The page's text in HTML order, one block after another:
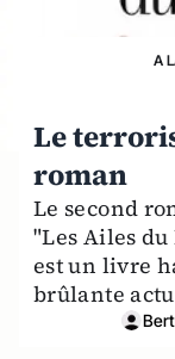
A
Le
roman
Le second
"Les Ailes
est un livre
brûlante